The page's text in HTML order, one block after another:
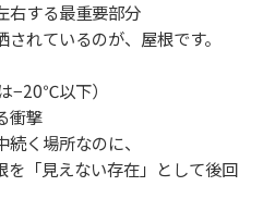
右する最重要部分
れているのが、屋根です。
−20℃以下）
衝撃
く場所なのに、
を「見えない存在」として後回